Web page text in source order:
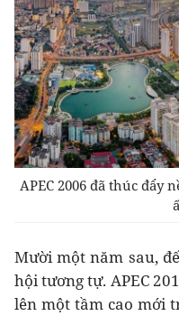
APEC 2006 đã thúc đẩy
Mười một năm sau,
hội tương tự. APEC
lên một tầm cao mới